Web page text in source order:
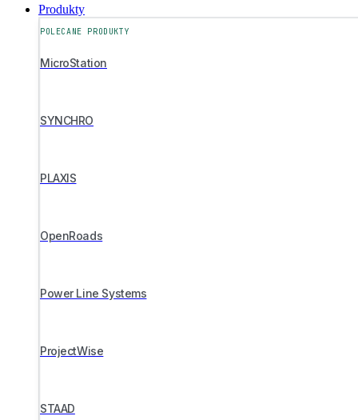
Produkty
POLECANE PRODUKTY
MicroStation
SYNCHRO
PLAXIS
OpenRoads
Power Line Systems
ProjectWise
STAAD